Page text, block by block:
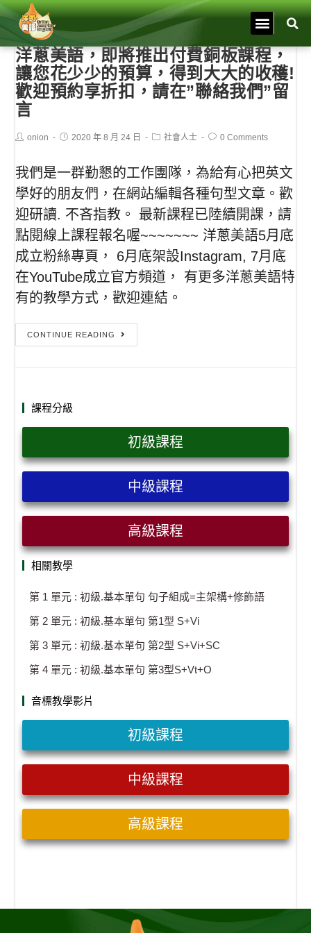
洋蔥美語，即將推出付費銅板課程，
讓您花少少的預算，得到大大的收穫!
歡迎預約享折扣，請在”聯絡我們”留
言
onion 2020 年 8 月 24 日 社會人士 0 Comments
我們是一群勤懇的工作團隊，為給有心把英文
學好的朋友們，在網站編輯各種句型文章。歡
迎研讀. 不吝指教。 最新課程已陸續開課，請
點閱線上課程報名喔~~~~~~~ 洋蔥美語5月底
成立粉絲專頁， 6月底架設Instagram, 7月底
在YouTube成立官方頻道， 有更多洋蔥美語特
有的教學方式，歡迎連結。
CONTINUE READING
課程分級
初級課程
中級課程
高級課程
相關教學
第 1 單元 : 初級.基本單句 句子組成=主架構+修飾語
第 2 單元 : 初級.基本單句 第1型 S+Vi
第 3 單元 : 初級.基本單句 第2型 S+Vi+SC
第 4 單元 : 初級.基本單句 第3型S+Vt+O
音標教學影片
初級課程
中級課程
高級課程